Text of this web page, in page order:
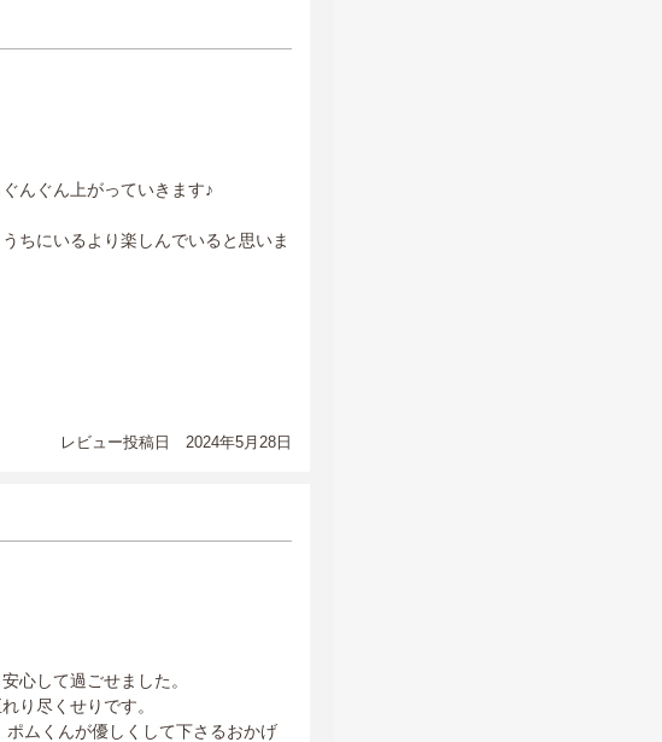
んぐん上がっていきます♪
ちにいるより楽しんでいると思いま
レビュー投稿日 2024年5月28日
心して過ごせました。
り尽くせりです。
ムくんが優しくして下さるおかげ